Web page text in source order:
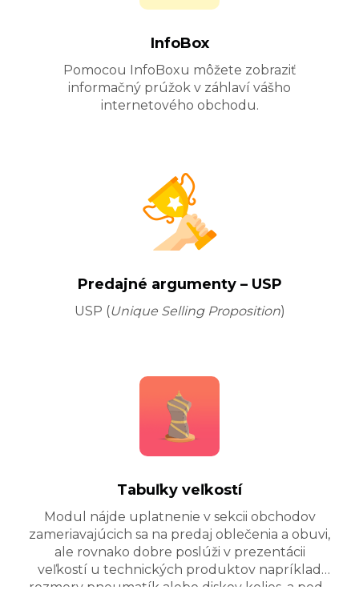
InfoBox
Pomocou InfoBoxu môžete zobraziť
informačný prúžok v záhlaví vášho
internetového obchodu.
Predajné argumenty – USP
USP (Unique Selling Proposition)
Tabuľky veľkostí
Modul nájde uplatnenie v sekcii obchodov
zameriavajúcich sa na predaj oblečenia a obuvi,
ale rovnako dobre poslúži v prezentácii
veľkostí u technických produktov napríklad
rozmery pneumatík alebo diskov kolies, a pod. .